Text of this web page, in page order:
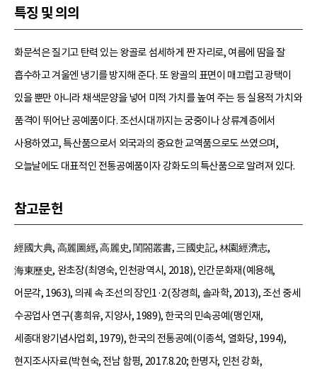
특징 및 의의
화문석은 질기고 탄력 있는 왕골로 섬세하게 짠 자리로, 여름에 땀을 잘
흡수하고 겨울엔 냉기를 방지해 준다. 또 왕골의 표면이 매끄럽고 광택이
있을 뿐만 아니라 채색문양을 넣어 미적 가치를 높여 주는 등 실용적 가치와
품격이 뛰어난 공예품이다. 조선시대까지는 궁중이나 상류계층에서
사용하였고, 특산품으로서 외국과의 중요한 교역품으로도 쓰였으며,
오늘날에도 대표적인 전통공예품이자 강화도의 특산품으로 알려져 있다.
참고문헌
經國大典, 高麗圖經, 高麗史, 閨閤叢書, 三國史記, 林園經濟志,
海東歷史, 완초장(최영숙, 인천광역시, 2018), 인간문화재(예용해,
어문각, 1963), 의궤 속 조선의 장인1·2(장경희, 솔과학, 2013), 조선 중세
수공업사 연구(홍희유, 지양사, 1989), 한국의 민속공예(맹인재,
세종대왕기념사업회, 1979), 한국의 전통공예(이종석, 열화당, 1994),
현지조사자료(박현숙, 전남 함평, 2017.8.20; 한명자, 인천 강화,